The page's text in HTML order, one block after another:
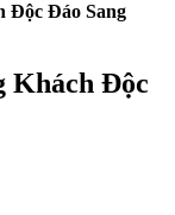
Độc Đáo Sang
Khách Độc